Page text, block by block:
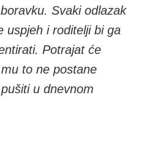
Svaki odlazak
uspjeh i roditelji bi ga
Potrajat će
to ne postane
u dnevnom